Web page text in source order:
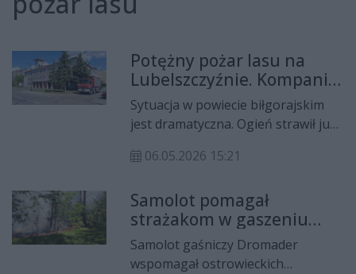
Potężny pożar lasu na
Lubelszczyźnie. Kompania
„Kielce” rusza na pomoc
Sytuacja w powiecie biłgorajskim
jest dramatyczna. Ogień strawił już
wiatr sprawia, że żywioł wciąż nie
ogniem dysponowane są elitarne
siły z sąsiednich województw, w tym
świętokrzyska kompania gaśnicza.
06.05.2026 15:21
Samolot pomagał
strażakom w gaszeniu
pożaru na peryferiach
Ostrowca
Samolot gaśniczy Dromader
wspomagał ostrowieckich